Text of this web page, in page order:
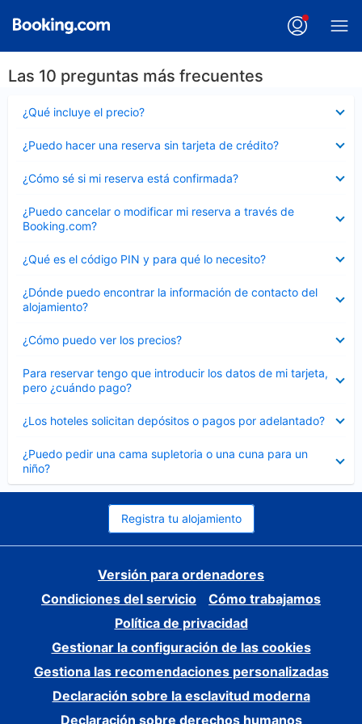
Las 10 preguntas más frecuentes
¿Qué incluye el precio?
cerrado
¿Puedo hacer una reserva sin tarjeta de crédito?
cerrado
¿Cómo sé si mi reserva está confirmada?
cerrado
¿Puedo cancelar o modificar mi reserva a través de
Booking.com?
cerrado
¿Qué es el código PIN y para qué lo necesito?
cerrado
¿Dónde puedo encontrar la información de contacto del
alojamiento?
cerrado
¿Cómo puedo ver los precios?
cerrado
Para reservar tengo que introducir los datos de mi tarjeta,
pero ¿cuándo pago?
cerrado
¿Los hoteles solicitan depósitos o pagos por adelantado?
cerrado
¿Puedo pedir una cama supletoria o una cuna para un
niño?
cerrado
Registra tu alojamiento
Versión para ordenadores
Condiciones del servicio
Cómo trabajamos
Política de privacidad
Gestionar la configuración de las cookies
Gestiona las recomendaciones personalizadas
Declaración sobre la esclavitud moderna
Declaración sobre derechos humanos